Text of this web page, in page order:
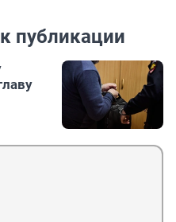
публикации